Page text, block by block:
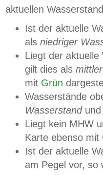
aktuellen
Ist der aktuelle
als niedriger
Liegt der
gilt dies als
mit Grün
Wasserstände
Wasserstandund
Liegt kein MHW
Karte ebenso mit
Ist der aktuelle
am Pegel vor,